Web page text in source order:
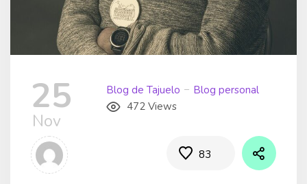
25
Nov
Blog de Tajuelo
Blog personal
472 Views
83